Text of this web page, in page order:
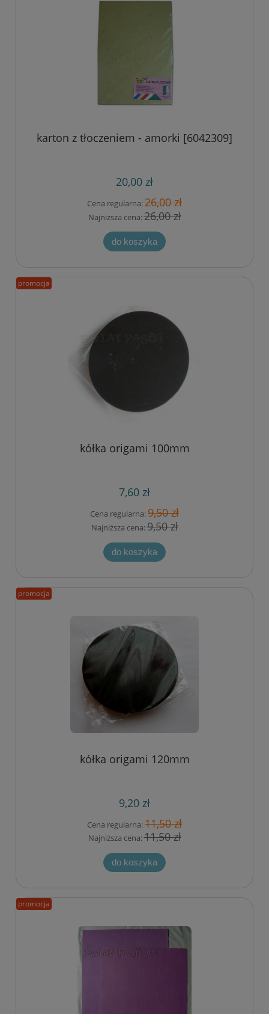
karton z tłoczeniem - amorki [6042309]
20,00 zł
Cena regularna:26,00 zł
Najniższa cena:26,00 zł
do koszyka
kółka origami 100mm
7,60 zł
Cena regularna:9,50 zł
Najniższa cena:9,50 zł
do koszyka
promocja
kółka origami 120mm
9,20 zł
Cena regularna:11,50 zł
Najniższa cena:11,50 zł
do koszyka
promocja
promocja